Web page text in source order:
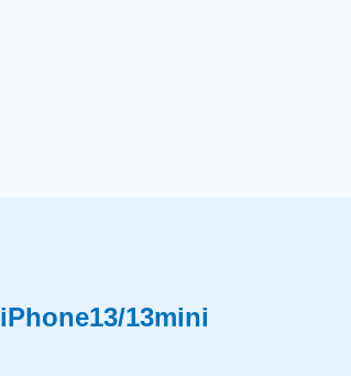
iPhone13/13mini